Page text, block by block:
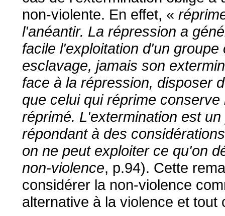
non-violente. En effet, «
l'anéantir. La répression a
facile l'exploitation d'un
esclavage, jamais son
face à la répression, disposer
que celui qui réprime
réprimé. L'extermination est
répondant à des
on ne peut exploiter ce qu'on
non-violence, p.94). Cette
considérer la non-violence
alternative à la violence et